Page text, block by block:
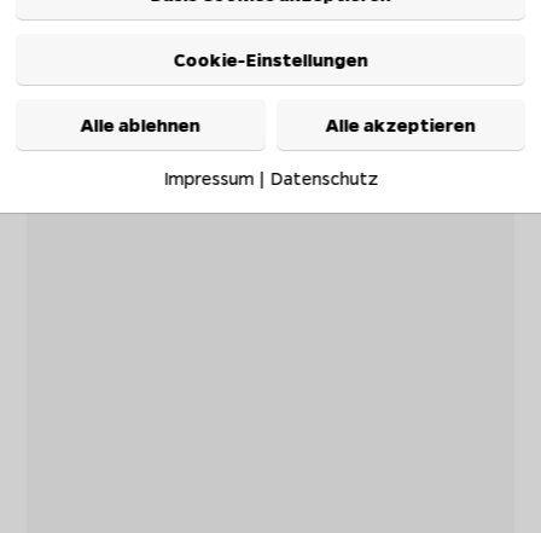
Cookie-Einstellungen
Alle ablehnen Alle akzeptieren
Impressum| Datenschutz